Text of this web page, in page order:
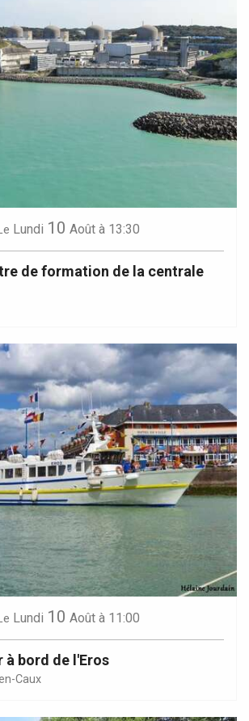
Lundi 10 Août à 13:30
de formation de la centrale
Lundi 10 Août à 11:00
à bord de l'Eros
Caux